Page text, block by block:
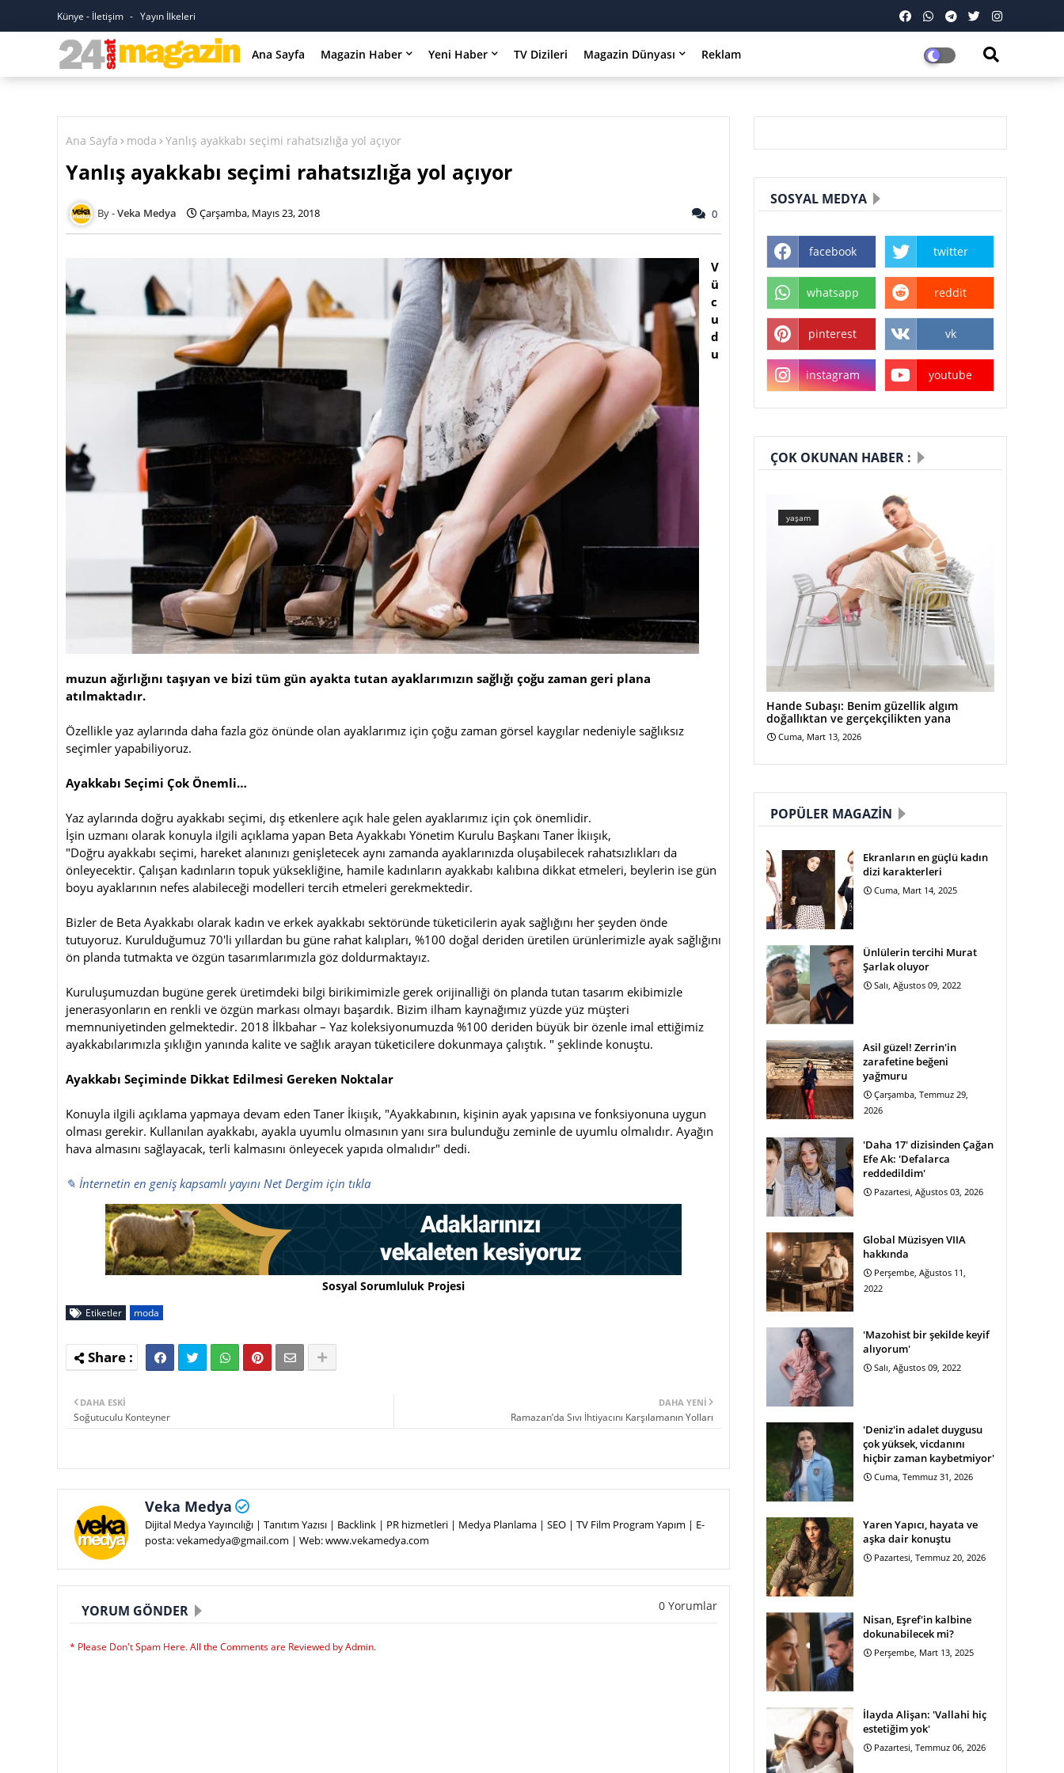
Künye - İletişim Yayın İlkeleri
Ana Sayfa Magazin Haber Yeni Haber TV Dizileri Magazin Dünyası Reklam
Ana Sayfa moda Yanlış ayakkabı seçimi rahatsızlığa yol açıyor
Yanlış ayakkabı seçimi rahatsızlığa yol açıyor
Veka Medya Çarşamba, Mayıs 23, 2018 0
V
ü
c
u
d
u
muzun ağırlığını taşıyan ve bizi tüm gün ayakta tutan ayaklarımızın sağlığı çoğu zaman geri plana
atılmaktadır.
Özellikle yaz aylarında daha fazla göz önünde olan ayaklarımız için çoğu zaman görsel kaygılar nedeniyle sağlıksız
seçimler yapabiliyoruz.
Ayakkabı Seçimi Çok Önemli…
Yaz aylarında doğru ayakkabı seçimi, dış etkenlere açık hale gelen ayaklarımız için çok önemlidir.
İşin uzmanı olarak konuyla ilgili açıklama yapan Beta Ayakkabı Yönetim Kurulu Başkanı Taner İkiışık,
"Doğru ayakkabı seçimi, hareket alanınızı genişletecek aynı zamanda ayaklarınızda oluşabilecek rahatsızlıkları da
önleyecektir. Çalışan kadınların topuk yüksekliğine, hamile kadınların ayakkabı kalıbına dikkat etmeleri, beylerin ise gün
boyu ayaklarının nefes alabileceği modelleri tercih etmeleri gerekmektedir.
Bizler de Beta Ayakkabı olarak kadın ve erkek ayakkabı sektöründe tüketicilerin ayak sağlığını her şeyden önde
tutuyoruz. Kurulduğumuz 70'li yıllardan bu güne rahat kalıpları, %100 doğal deriden üretilen ürünlerimizle ayak sağlığını
ön planda tutmakta ve özgün tasarımlarımızla göz doldurmaktayız.
Kuruluşumuzdan bugüne gerek üretimdeki bilgi birikimimizle gerek orijinalliği ön planda tutan tasarım ekibimizle
jenerasyonların en renkli ve özgün markası olmayı başardık. Bizim ilham kaynağımız yüzde yüz müşteri
memnuniyetinden gelmektedir. 2018 İlkbahar – Yaz koleksiyonumuzda %100 deriden büyük bir özenle imal ettiğimiz
ayakkabılarımızla şıklığın yanında kalite ve sağlık arayan tüketicilere dokunmaya çalıştık. " şeklinde konuştu.
Ayakkabı Seçiminde Dikkat Edilmesi Gereken Noktalar
Konuyla ilgili açıklama yapmaya devam eden Taner İkiışık, "Ayakkabının, kişinin ayak yapısına ve fonksiyonuna uygun
olması gerekir. Kullanılan ayakkabı, ayakla uyumlu olmasının yanı sıra bulunduğu zeminle de uyumlu olmalıdır. Ayağın
hava almasını sağlayacak, terli kalmasını önleyecek yapıda olmalıdır" dedi.
✎ İnternetin en geniş kapsamlı yayını Net Dergim için tıkla
Sosyal Sorumluluk Projesi
Etiketler moda
DAHA YENI
Ramazan’da Sıvı İhtiyacını Karşılamanın Yolları
DAHA ESKI
Soğutuculu Konteyner
Veka Medya
Dijital Medya Yayıncılığı | Tanıtım Yazısı | Backlink | PR hizmetleri | Medya Planlama | SEO | TV Film Program Yapım | E-
posta: vekamedya@gmail.com | Web: www.vekamedya.com
YORUM GÖNDER 0 Yorumlar
* Please Don't Spam Here. All the Comments are Reviewed by Admin.
SOSYAL MEDYA
facebook twitter
whatsapp reddit
pinterest vk
instagram youtube
ÇOK OKUNAN HABER :
yaşam
Hande Subaşı: Benim güzellik algım
doğallıktan ve gerçekçilikten yana
Cuma, Mart 13, 2026
POPÜLER MAGAZIN
Ekranların en güçlü kadın
dizi karakterleri
Cuma, Mart 14, 2025
Ünlülerin tercihi Murat
Şarlak oluyor
Salı, Ağustos 09, 2022
Asil güzel! Zerrin'in
zarafetine beğeni
yağmuru
Çarşamba, Temmuz 29,
2026
'Daha 17' dizisinden Çağan
Efe Ak: 'Defalarca
reddedildim'
Pazartesi, Ağustos 03, 2026
Global Müzisyen VIIA
hakkında
Perşembe, Ağustos 11,
2022
'Mazohist bir şekilde keyif
alıyorum'
Salı, Ağustos 09, 2022
'Deniz'in adalet duygusu
çok yüksek, vicdanını
hiçbir zaman kaybetmiyor'
Cuma, Temmuz 31, 2026
Yaren Yapıcı, hayata ve
aşka dair konuştu
Pazartesi, Temmuz 20, 2026
Nisan, Eşref'in kalbine
dokunabilecek mi?
Perşembe, Mart 13, 2025
İlayda Alişan: 'Vallahi hiç
estetiğim yok'
Pazartesi, Temmuz 06, 2026